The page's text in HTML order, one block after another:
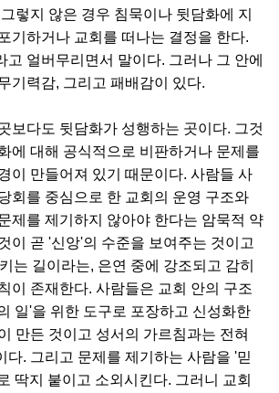
렇지 않은 경우 침묵이나 뒷담화에 지
기하거나 교회를 떠나는 결정을 한다.
고 얼버무리면서 말이다. 그러나 그 안에
기력감, 그리고 패배감이 있다.
보다도 뒷담화가 성행하는 곳이다. 그것
에 대해 공식적으로 비판하거나 문제를
이 만들어져 있기 때문이다. 사람들 사
회를 중심으로 한 교회의 운영 구조와
제를 제기하지 않아야 한다는 암묵적 약
이 곧 '신앙'의 수준을 보여주는 것이고
는 길이라는, 은연 중에 강조되고 감히
이 존재한다. 사람들은 교회 안의 구조
일'을 위한 도구로 포장하고 신성화한
만든 것이고 성서의 가르침과는 전혀
다. 그리고 문제를 제기하는 사람을 '믿
딱지 붙이고 소외시킨다. 그러니 교회